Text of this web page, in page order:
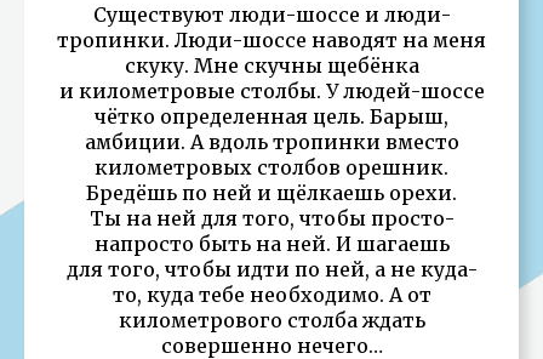
Существуют люди-шоссе и люди-
тропинки. Люди-шоссе наводят на меня
скуку. Мне скучны щебёнка
и километровые столбы. У людей-шоссе
чётко определенная цель. Барыш,
амбиции. А вдоль тропинки вместо
километровых столбов орешник.
Бредёшь по ней и щёлкаешь орехи.
Ты на ней для того, чтобы просто-
напросто быть на ней. И шагаешь
для того, чтобы идти по ней, а не куда-
то, куда тебе необходимо. А от
километрового столба ждать
совершенно нечего…